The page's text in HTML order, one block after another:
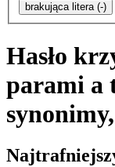
brakująca litera (-)
Hasło
parami a